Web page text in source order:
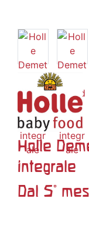
Holle
integrale
Dal 5°